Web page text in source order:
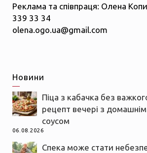
Реклама та співпраця: Олена
339 33 34
olena.ogo.ua@gmail.com
Новини
Піца з кабачка без
рецепт вечері з
соусом
06.08.2026
Спека може стати